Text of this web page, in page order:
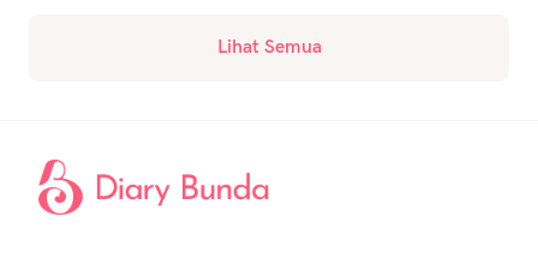
Lihat Semua